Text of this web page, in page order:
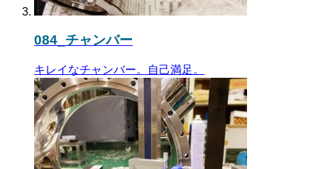
084_チャンバー
キレイなチャンバー。自己満足。